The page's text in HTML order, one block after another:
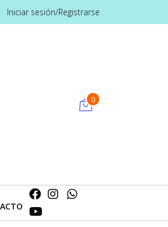
Iniciar sesión/Registrarse
0